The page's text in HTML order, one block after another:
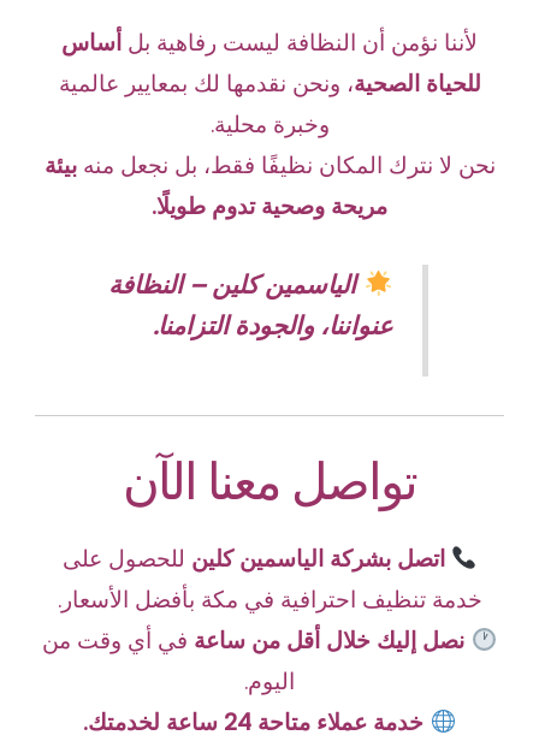
لأننا نؤمن أن النظافة ليست رفاهية بل أساس
للحياة الصحية، ونحن نقدمها لك بمعايير عالمية
وخبرة محلية.
نحن لا نترك المكان نظيفًا فقط، بل نجعل منهبيئة
مريحة وصحية تدوم طويلًا.
الياسمين كلين – النظافة
عنواننا، والجودة التزامنا.
تواصل معنا الآن
اتصل بشركة الياسمين كلين للحصول على
خدمة تنظيف احترافية في مكة بأفضل الأسعار.
نصل إليك خلال أقل من ساعة في أي وقت من
اليوم.
خدمة عملاء متاحة 24 ساعة لخدمتك.